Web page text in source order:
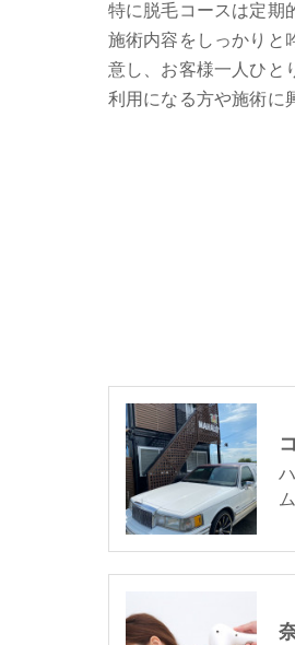
特に脱毛コースは定期
施術内容をしっかりと
意し、お客様一人ひと
利用になる方や施術に